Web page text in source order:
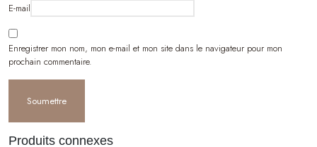
E-mail
Enregistrer mon nom, mon e-mail et mon site dans le navigateur pour mon
prochain commentaire.
Produits connexes